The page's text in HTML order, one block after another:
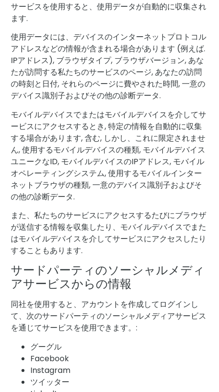
サービスを使用すると、使用データが自動的に収集され
ます.
使用データには、デバイスのインターネットプロトコル
アドレスなどの情報が含まれる場合があります (例えば.
IPアドレス), ブラウザタイプ, ブラウザバージョン, あな
たが訪問する私たちのサービスのページ, あなたの訪問
の時刻と日付, それらのページに費やされた時間, 一意の
デバイス識別子およびその他の診断データ.
モバイルデバイスでまたはモバイルデバイスを介してサ
ービスにアクセスするとき, 特定の情報を自動的に収集
する場合があります, 含む, しかし、これに限定されませ
ん, 使用するモバイルデバイスの種類, モバイルデバイス
ユニークなID, モバイルデバイスのIPアドレス, モバイル
オペレーティングシステム, 使用するモバイルインター
ネットブラウザの種類, 一意のデバイス識別子およびそ
の他の診断データ.
また、私たちのサービスにアクセスするたびにブラウザ
が送信する情報を収集したり、モバイルデバイスでまた
はモバイルデバイスを介してサービスにアクセスしたり
することもあります.
サードパーティのソーシャルメディ
アサービスからの情報
同社を使用すると、アカウントを作成してログインし
て、次のサードパーティのソーシャルメディアサービス
を通じてサービスを使用できます。:
グーグル
Facebook
Instagram
ツイッター